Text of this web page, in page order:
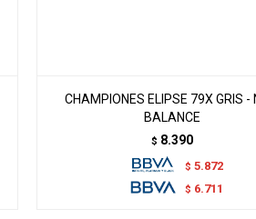
CHAMPIONES ELIPSE 79X GRIS -
BALANCE
$ 8.390
$ 5.872
$ 6.711